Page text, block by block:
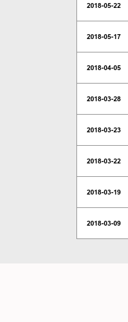
2018-05-22
2018-05-17
2018-04-05
2018-03-28
2018-03-23
2018-03-22
2018-03-19
2018-03-09